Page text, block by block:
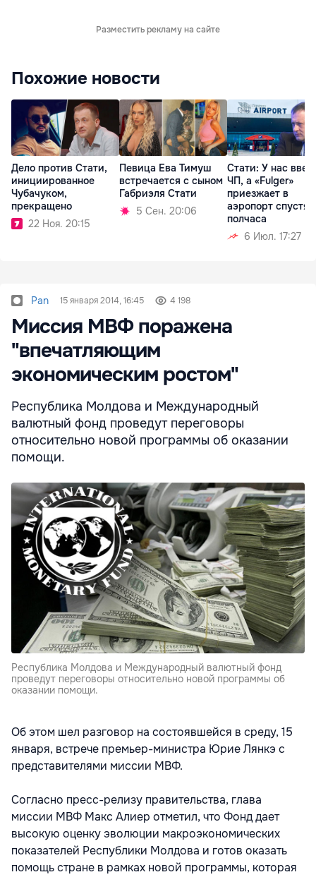
Разместить рекламу на сайте
Похожие новости
Дело против Стати,
инициированное
Чубачуком,
прекращено
22 Ноя. 20:15
Певица Ева Тимуш
встречается с сыном
Габриэля Стати
5 Сен. 20:06
Стати: У нас
ЧП, а «Fulger»
приезжает в
аэропорт спустя
полчаса
6 Июл. 17:27
Pan 15 января 2014, 16:45 4 198
Миссия МВФ поражена
"впечатляющим
экономическим ростом"
Республика Молдова и Международный
валютный фонд проведут переговоры
относительно новой программы об оказании
помощи.
Республика Молдова и Международный валютный фонд
проведут переговоры относительно новой программы об
оказании помощи.
Об этом шел разговор на состоявшейся в среду, 15
января, встрече премьер-министра Юрие Лянкэ с
представителями миссии МВФ.
Согласно пресс-релизу правительства, глава
миссии МВФ Макс Алиер отметил, что Фонд дает
высокую оценку эволюции макроэкономических
показателей Республики Молдова и готов оказать
помощь стране в рамках новой программы, которая